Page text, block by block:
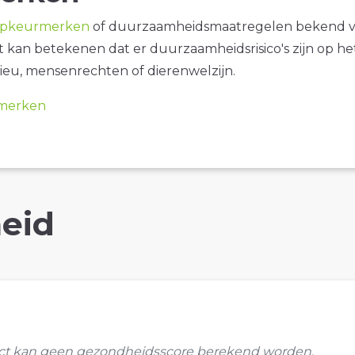
of duurzaamheidsmaatregelen bekend
kan betekenen dat er duurzaamheidsrisico's zijn op
mensenrechten of dierenwelzijn.
kan geen gezondheidsscore berekend worden.